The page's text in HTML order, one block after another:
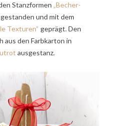
Stanzformen „Becher-
und mit dem
Texturen“ geprägt. Den
aus den Farbkarton in
ausgestanz.